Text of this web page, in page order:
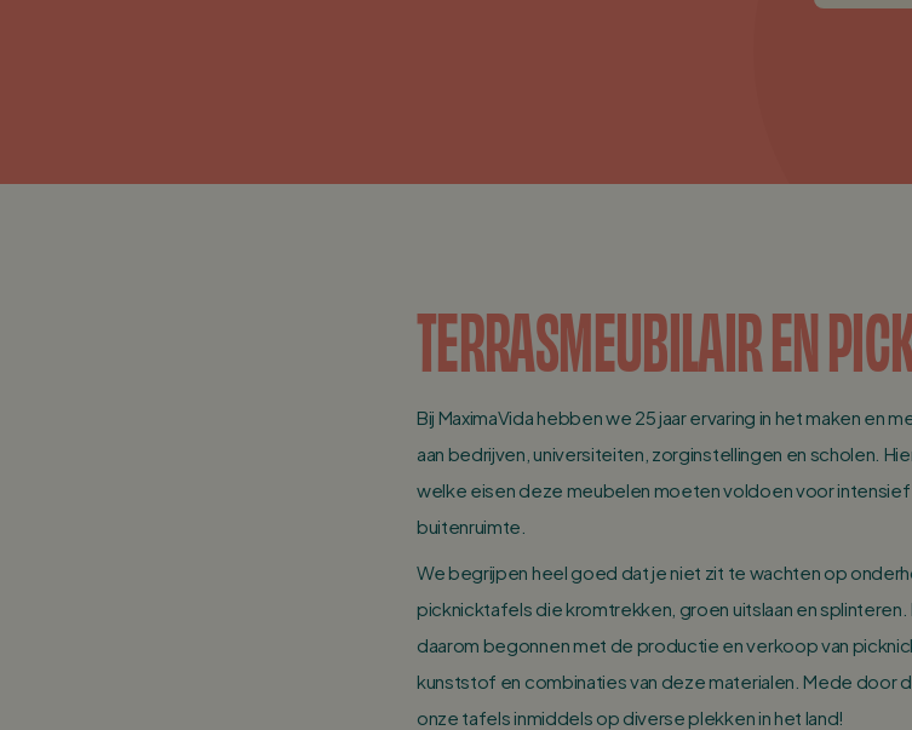
TERRASMEUBILAIR EN
Bij MaximaVida hebben we 25 jaar ervaring in het maken en
aan bedrijven, universiteiten, zorginstellingen en scholen.
welke eisen deze meubelen moeten voldoen voor
buitenruimte.
We begrijpen heel goed dat je niet zit te wachten op
picknicktafels die kromtrekken, groen uitslaan en splinteren.
daarom begonnen met de productie en verkoop van
kunststof en combinaties van deze materialen. Mede door
onze tafels inmiddels op diverse plekken in het land!